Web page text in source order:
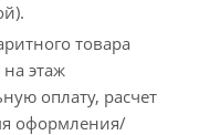
товара
этаж
оплату, расчет
оформления/